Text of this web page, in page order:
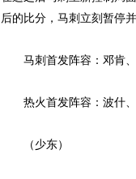
后的比分，马刺立刻暂停
马刺首发阵容：邓肯、
热火首发阵容：波什、
（少东）